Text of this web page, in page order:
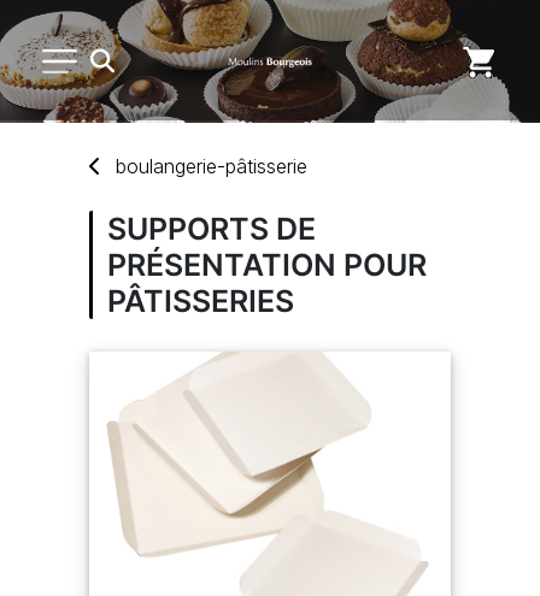
USAGE UNIQUE
DISTRIBUTION DE REPAS
MARQUES
NOUVEAUTÉS
boulangerie-pâtisserie
SUPPORTS DE
PRÉSENTATION POUR
PÂTISSERIES